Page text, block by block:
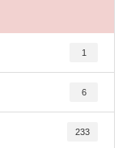
1
6
233